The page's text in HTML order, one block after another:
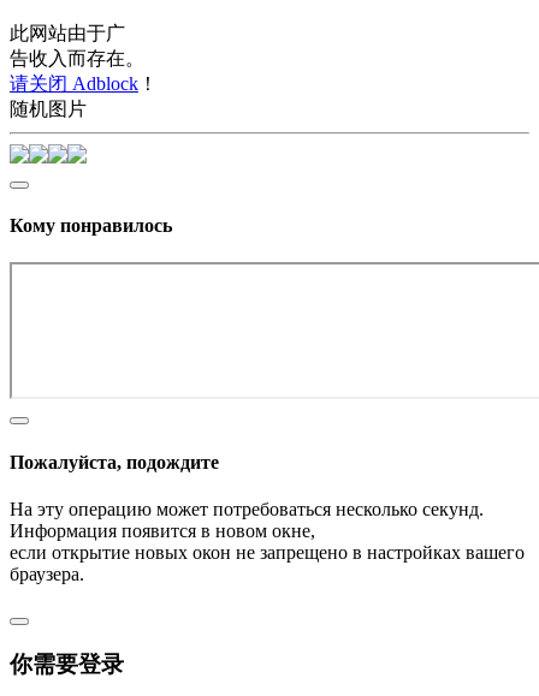
此网站由于广
告收入而存在。
请关闭 Adblock ！
随机图片
Кому понравилось
Пожалуйста, подождите
На эту операцию может потребоваться несколько секунд.
Информация появится в новом окне,
если открытие новых окон не запрещено в настройках вашего
браузера.
你需要登录